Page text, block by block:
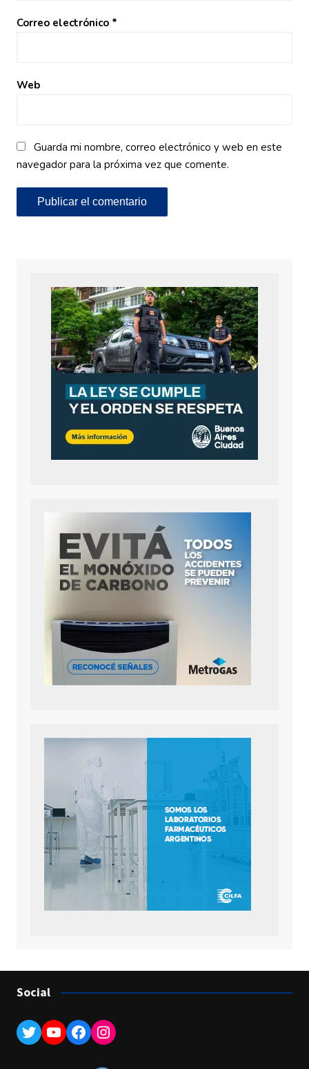
Correo electrónico *
Web
Guarda mi nombre, correo electrónico y web en este
navegador para la próxima vez que comente.
Social
Twitter
YouTube
Facebook
Instagram